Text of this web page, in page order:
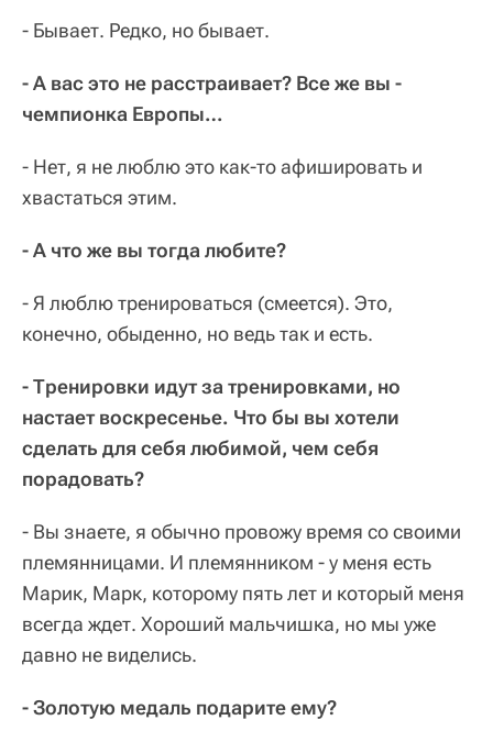
- Бывает. Редко, но бывает.
- А вас это не расстраивает? Все же вы -
чемпионка Европы…
- Нет, я не люблю это как-то афишировать и
хвастаться этим.
- А что же вы тогда любите?
- Я люблю тренироваться (смеется). Это,
конечно, обыденно, но ведь так и есть.
- Тренировки идут за тренировками, но
настает воскресенье. Что бы вы хотели
сделать для себя любимой, чем себя
порадовать?
- Вы знаете, я обычно провожу время со своими
племянницами. И племянником - у меня есть
Марик, Марк, которому пять лет и который меня
всегда ждет. Хороший мальчишка, но мы уже
давно не виделись.
- Золотую медаль подарите ему?